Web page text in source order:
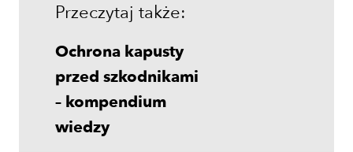
Przeczytaj także:
Ochrona kapusty
przed szkodnikami
– kompendium
wiedzy